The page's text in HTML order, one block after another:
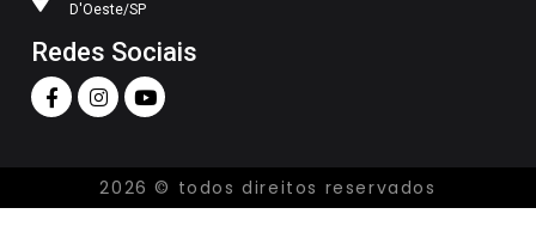
D'Oeste/SP
Redes Sociais
2026 © todos direitos reservados